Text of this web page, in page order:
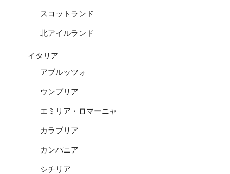
スコットランド
北アイルランド
イタリア
アブルッツォ
ウンブリア
エミリア・ロマーニャ
カラブリア
カンパニア
シチリア